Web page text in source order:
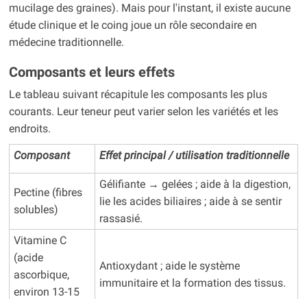
mucilage des graines). Mais pour l'instant, il existe aucune
étude clinique et le coing joue un rôle secondaire en
médecine traditionnelle.
Composants et leurs effets
Le tableau suivant récapitule les composants les plus
courants. Leur teneur peut varier selon les variétés et les
endroits.
Composant Effet principal / utilisation traditionnelle
Pectine (fibres
solubles)
Gélifiante → gelées ; aide à la digestion,
lie les acides biliaires ; aide à se sentir
rassasié.
Vitamine C
(acide
ascorbique,
environ 13-15
Antioxydant ; aide le système
immunitaire et la formation des tissus.